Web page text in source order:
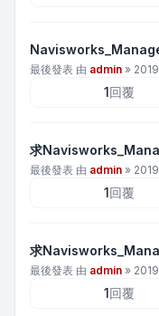
最後發表 由 admin »
1回覆
求
最後發表 由 admin »
1回覆
求
最後發表 由 admin »
1回覆